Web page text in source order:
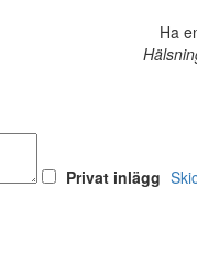
Ha
Privat inlägg